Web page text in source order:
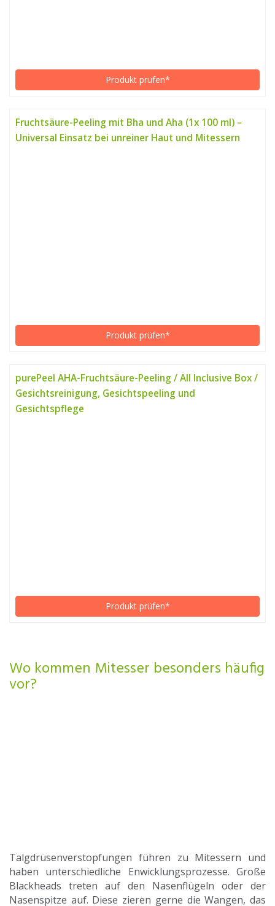
Produkt prüfen*
Fruchtsäure-Peeling mit Bha und Aha (1x 100 ml) –
Universal Einsatz bei unreiner Haut und Mitessern
Produkt prüfen*
purePeel AHA-Fruchtsäure-Peeling / All Inclusive Box /
Gesichtsreinigung, Gesichtspeeling und
Gesichtspflege
Produkt prüfen*
Wo kommen Mitesser besonders häufig
vor?
Talgdrüsenverstopfungen führen zu Mitessern und
haben unterschiedliche Enwicklungsprozesse. Große
Blackheads treten auf den Nasenflügeln oder der
Nasenspitze auf. Diese zieren gerne die Wangen, das